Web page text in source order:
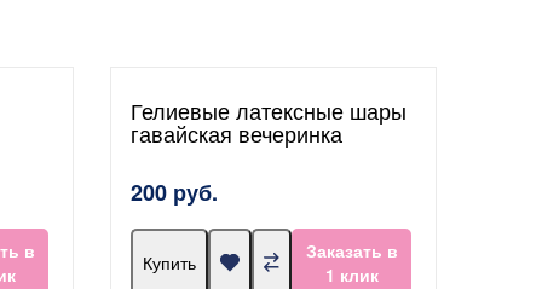
в
Гелиевые латексные шары
гавайская вечеринка
200 руб.
Купить
Заказать в
1 клик